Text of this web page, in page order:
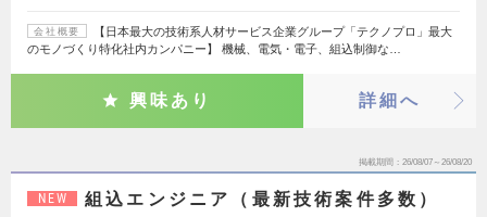
会社概要
【日本最大の技術系人材サービス企業グループ「テクノプロ」最大
のモノづくり特化社内カンパニー】 機械、電気・電子、組込制御な…
興味あり 詳細へ
掲載期間 26/08/07～26/08/20
NEW 組込エンジニア（最新技術案件多数）